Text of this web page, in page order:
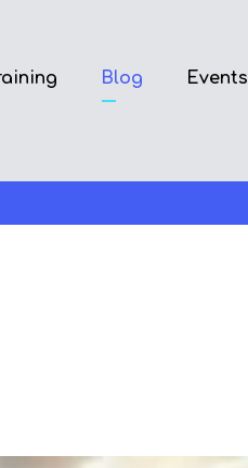
Blog Events